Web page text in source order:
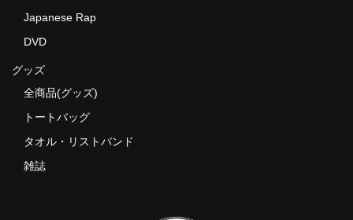
Japanese Rap
DVD
グッズ
全商品(グッズ)
トートバッグ
タオル・リストバンド
雑誌